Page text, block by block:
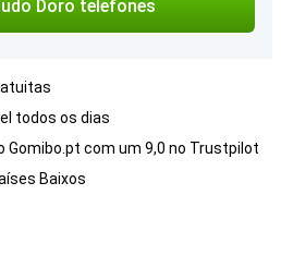
Doro telefones
todos os dias
com um 9,0 no Trustpilot
Baixos